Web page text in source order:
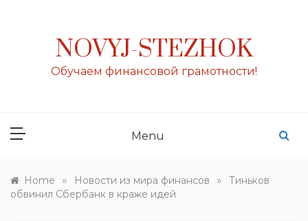
NOVYJ-STEZHOK
Обучаем финансовой грамотности!
Menu
Home » Новости из мира финансов »
Тиньков
обвинил Сбербанк в краже идей